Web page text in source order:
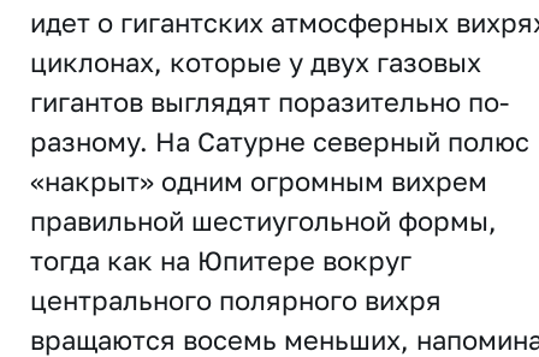
идет о гигантских атмосферных
циклонах, которые у двух газовых
гигантов выглядят поразительно по-
разному. На Сатурне северный полюс
«накрыт» одним огромным вихрем
правильной шестиугольной формы,
тогда как на Юпитере вокруг
центрального полярного вихря
вращаются восемь меньших,